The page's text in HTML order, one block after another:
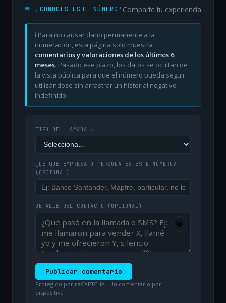
💬 ¿CONOCES ESTE NÚMERO? Comparte tu experiencia
ℹ️ Para no causar daño permanente a la
numeración, esta página solo muestra
comentarios y valoraciones de los últimos 6
meses. Pasado ese plazo, los datos se ocultan de
la vista pública para que el número pueda seguir
utilizándose sin arrastrar un historial negativo
indefinido.
TIPO DE LLAMADA *
¿DE QUÉ EMPRESA O PERSONA ES ESTE NÚMERO?
(OPCIONAL)
DETALLE DEL CONTACTO (OPCIONAL)
😀
Publicar comentario
Protegido por reCAPTCHA · Un comentario por
dispositivo